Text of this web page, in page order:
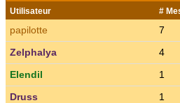
Utilisateur #
papilotte
7
Zelphalya
4
Elendil
1
Druss
1